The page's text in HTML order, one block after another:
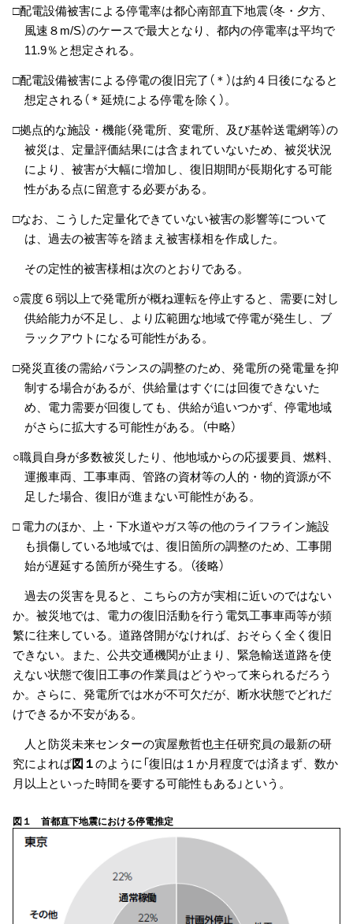
□配電設備被害による停電率は都心南部直下地震（冬・夕方、
風速８m/S）のケースで最大となり、都内の停電率は平均で
11.9％と想定される。
□配電設備被害による停電の復旧完了（＊）は約４日後になると
想定される（＊延焼による停電を除く）。
□拠点的な施設・機能（発電所、変電所、及び基幹送電網等）の
被災は、定量評価結果には含まれていないため、被災状況
により、被害が大幅に増加し、復旧期間が長期化する可能
性がある点に留意する必要がある。
□なお、こうした定量化できていない被害の影響等について
は、過去の被害等を踏まえ被害様相を作成した。
その定性的被害様相は次のとおりである。
○震度６弱以上で発電所が概ね運転を停止すると、需要に対し
供給能力が不足し、より広範囲な地域で停電が発生し、ブ
ラックアウトになる可能性がある。
□発災直後の需給バランスの調整のため、発電所の発電量を抑
制する場合があるが、供給量はすぐには回復できないた
め、電力需要が回復しても、供給が追いつかず、停電地域
がさらに拡大する可能性がある。（中略）
○職員自身が多数被災したり、他地域からの応援要員、燃料、
運搬車両、工事車両、管路の資材等の人的・物的資源が不
足した場合、復旧が進まない可能性がある。
□ 電力のほか、上・下水道やガス等の他のライフライン施設
も損傷している地域では、復旧箇所の調整のため、工事開
始が遅延する箇所が発生する。（後略）
過去の災害を見ると、こちらの方が実相に近いのではない
か。被災地では、電力の復旧活動を行う電気工事車両等が頻
繁に往来している。道路啓開がなければ、おそらく全く復旧
できない。また、公共交通機関が止まり、緊急輸送道路を使
えない状態で復旧工事の作業員はどうやって来られるだろう
か。さらに、発電所では水が不可欠だが、断水状態でどれだ
けできるか不安がある。
人と防災未来センターの寅屋敷哲也主任研究員の最新の研
究によれば図１のように「復旧は１か月程度では済まず、数か
月以上といった時間を要する可能性もある」という。
図１ 首都直下地震における停電推定